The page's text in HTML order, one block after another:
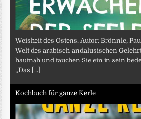
Weisheit des Ostens. Autor: Brönnle,
Welt des arabisch-andalusischen
hautnah und tauchen Sie ein in sein
„Das [...]
Kochbuch für ganze Kerle